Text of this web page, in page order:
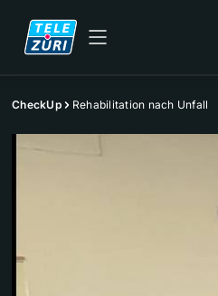
CheckUp Rehabilitation nach Unfall